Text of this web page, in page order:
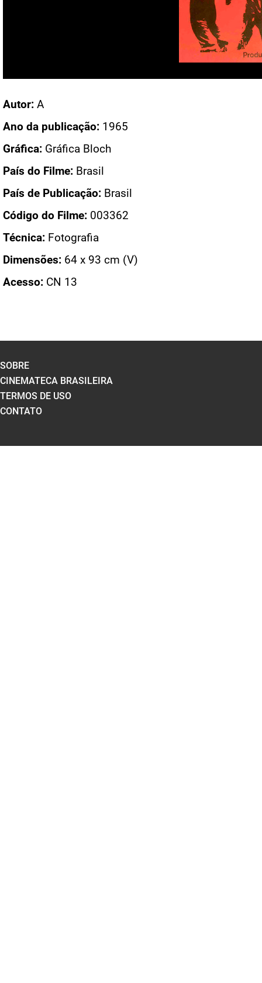
Autor: A
Ano da publicação: 1965
Gráfica: Gráfica Bloch
País do Filme: Brasil
País de Publicação: Brasil
Código do Filme: 003362
Técnica: Fotografia
Dimensões: 64 x 93 cm (V)
Acesso: CN 13
SOBRE
CINEMATECA BRASILEIRA
TERMOS DE USO
CONTATO